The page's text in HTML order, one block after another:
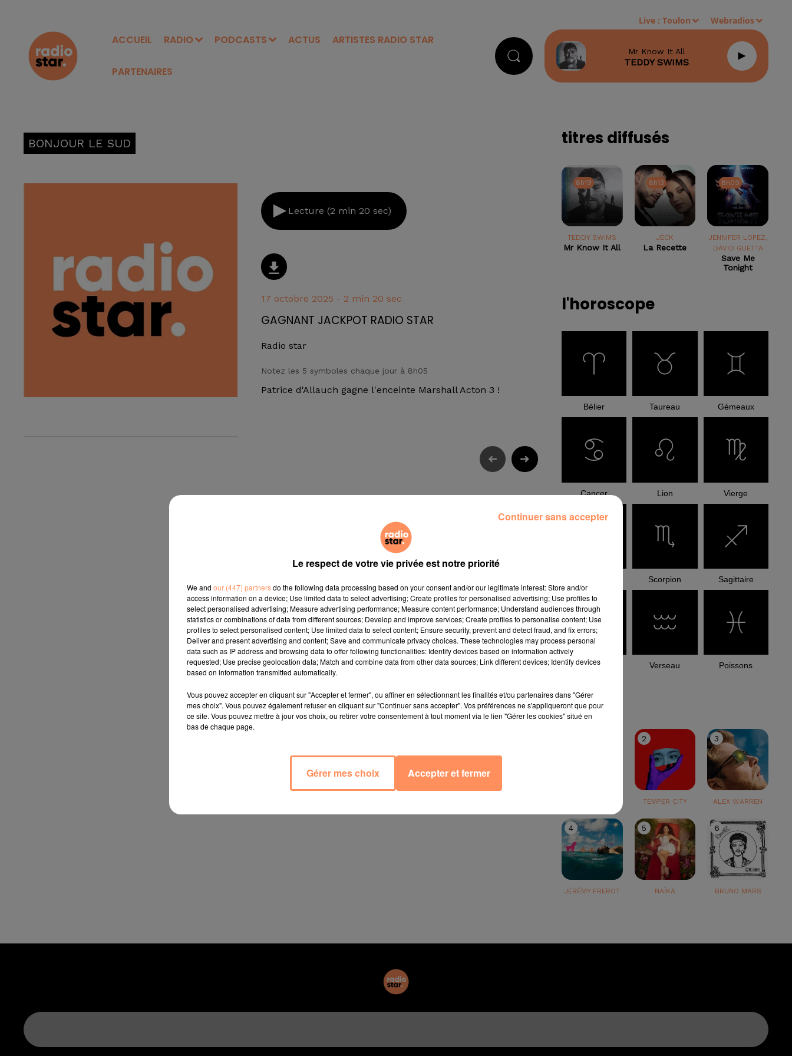
ACCUEIL RADIO PODCASTS ACTUS ARTISTES RADIO STAR
PARTENAIRES
Live :Toulon Webradios
Mr Know It All
TEDDY SWIMS
BONJOUR LE SUD
Lecture (2 min 20 sec)
17 octobre 2025 - 2 min 20 sec
GAGNANT JACKPOT RADIO STAR
Radio star
Notez les 5 symboles chaque jour à 8h05
Patrice d'Allauch gagne l'enceinte Marshall Acton 3 !
titres diffusés
8h19
8h19
TEDDY SWIMS
Mr Know It All
8h13
8h13
JECK
La Recette
8h09
8h09
JENNIFER LOPEZ,
DAVID GUETTA
Save Me
Tonight
l'horoscope
Bélier Taureau Gémeaux
Cancer Lion Vierge
Scorpion Sagittaire
Capricorne Verseau Poissons
le top
2
TEMPER CITY
3
ALEX WARREN
4
JÉRÉMY FREROT
5
NAÏKA
6
BRUNO MARS
Le respect de votre vie privée est notre priorité
We and our (447) partnersdo the following data processing based on your consent and/or our legitimate interest: Store and/or
access information on a device; Use limited data to select advertising; Create profiles for personalised advertising; Use profiles to
select personalised advertising; Measure advertising performance; Measure content performance; Understand audiences through
statistics or combinations of data from different sources; Develop and improve services; Create profiles to personalise content; Use
profiles to select personalised content; Use limited data to select content; Ensure security, prevent and detect fraud, and fix errors;
Deliver and present advertising and content; Save and communicate privacy choices. These technologies may process personal
data such as IP address and browsing data to offer following functionalities: Identify devices based on information actively
requested; Use precise geolocation data; Match and combine data from other data sources; Link different devices; Identify devices
based on information transmitted automatically.
Vous pouvez accepter en cliquant sur "Accepter et fermer", ou affiner en sélectionnant les finalités et/ou partenaires dans "Gérer
mes choix". Vous pouvez également refuser en cliquant sur "Continuer sans accepter". Vos préférences ne s'appliqueront que pour
ce site. Vous pouvez mettre à jour vos choix, ou retirer votre consentement à tout moment via le lien "Gérer les cookies" situé en
bas de chaque page.
Gérer mes choix Accepter et fermer
Continuer sans accepter